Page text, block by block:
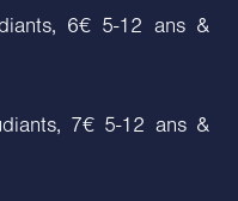
6€ 5-12 ans &
7€ 5-12 ans &